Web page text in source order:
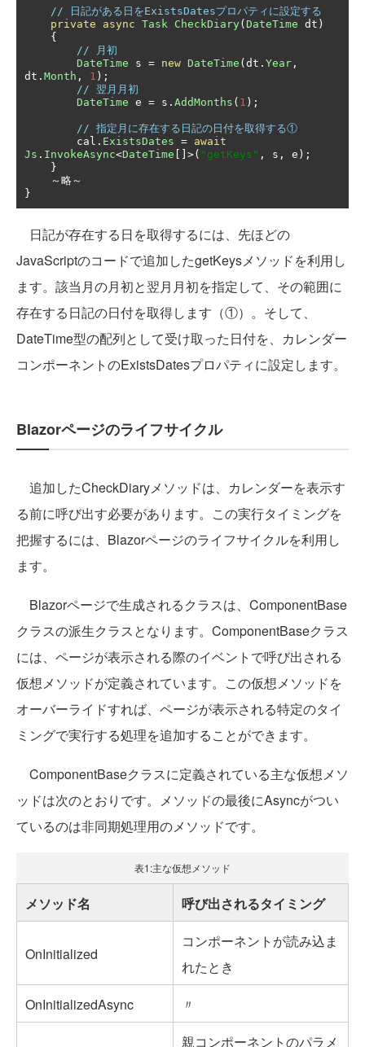
// 日記がある日をExistsDatesプロパティに設定する
private
async Task CheckDiary( DateTime dt )
{
// 月初
DateTime s = new DateTime ( dt . Year ,
dt . Month , 1 );
// 翌月月初
DateTime e = s . AddMonths ( 1 );
// 指定月に存在する日記の日付を取得する①
        cal
. ExistsDates = await
Js . InvokeAsync<DateTime []>( "getKeys" , s , e );
}
～略～
}
日記が存在する日を取得するには、先ほどの
JavaScriptのコードで追加したgetKeysメソッドを利用し
ます。該当月の月初と翌月月初を指定して、その範囲に
存在する日記の日付を取得します（①）。そして、
DateTime型の配列として受け取った日付を、カレンダー
コンポーネントのExistsDatesプロパティに設定します。
Blazorページのライフサイクル
追加したCheckDiaryメソッドは、カレンダーを表示す
る前に呼び出す必要があります。この実行タイミングを
把握するには、Blazorページのライフサイクルを利用し
ます。
Blazorページで生成されるクラスは、ComponentBase
クラスの派生クラスとなります。ComponentBaseクラス
には、ページが表示される際のイベントで呼び出される
仮想メソッドが定義されています。この仮想メソッドを
オーバーライドすれば、ページが表示される特定のタイ
ミングで実行する処理を追加することができます。
ComponentBaseクラスに定義されている主な仮想メソ
ッドは次のとおりです。メソッドの最後にAsyncがつい
ているのは非同期処理用のメソッドです。
表1:主な仮想メソッド
メソッド名 呼び出されるタイミング
OnInitialized
コンポーネントが読み込ま
れたとき
OnInitializedAsync
〃
親コンポーネントのパラメ